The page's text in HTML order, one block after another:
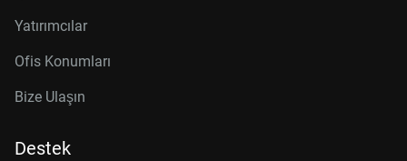
Yatırımcılar
Ofis Konumları
Bize Ulaşın
Destek